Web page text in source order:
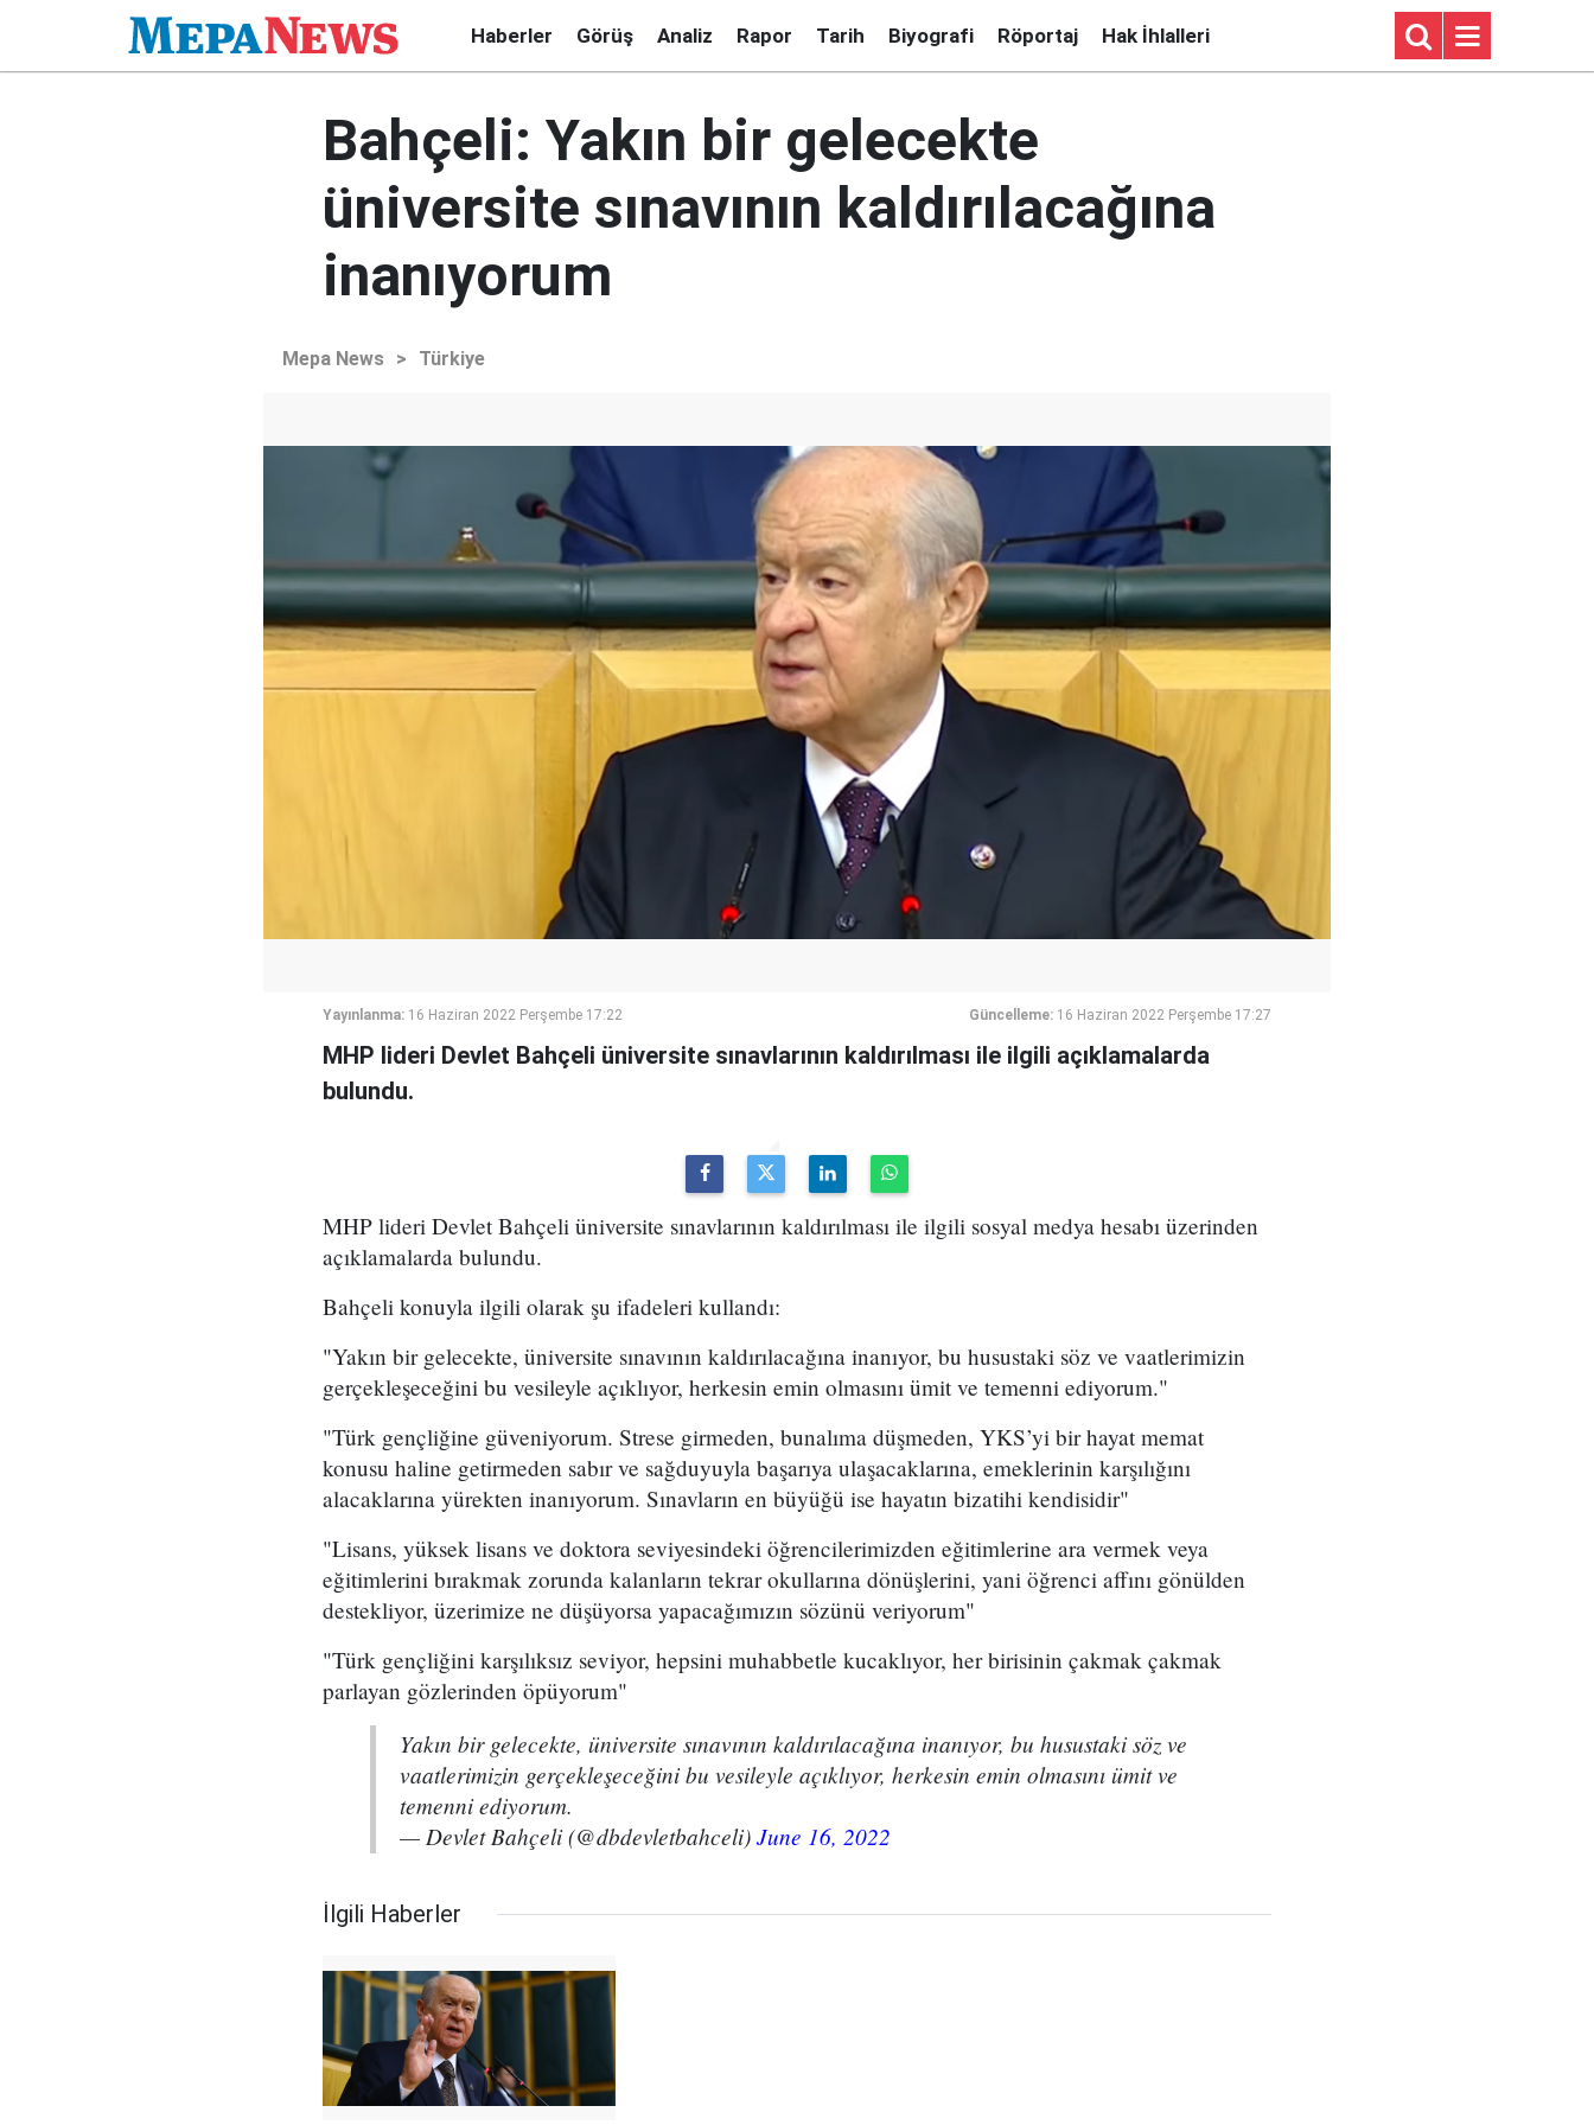
Haberler Görüş Analiz Rapor Tarih Biyografi Röportaj Hak İhlalleri
Bahçeli: Yakın bir gelecekte
üniversite sınavının kaldırılacağına
inanıyorum
Mepa News > Türkiye
Yayınlanma: 16 Haziran 2022 Perşembe 17:22 Güncelleme: 16 Haziran 2022 Perşembe 17:27
MHP lideri Devlet Bahçeli üniversite sınavlarının kaldırılması ile ilgili açıklamalarda
bulundu.
MHP lideri Devlet Bahçeli üniversite sınavlarının kaldırılması ile ilgili sosyal medya hesabı üzerinden
açıklamalarda bulundu.
Bahçeli konuyla ilgili olarak şu ifadeleri kullandı:
"Yakın bir gelecekte, üniversite sınavının kaldırılacağına inanıyor, bu husustaki söz ve vaatlerimizin
gerçekleşeceğini bu vesileyle açıklıyor, herkesin emin olmasını ümit ve temenni ediyorum."
"Türk gençliğine güveniyorum. Strese girmeden, bunalıma düşmeden, YKS’yi bir hayat memat
konusu haline getirmeden sabır ve sağduyuyla başarıya ulaşacaklarına, emeklerinin karşılığını
alacaklarına yürekten inanıyorum. Sınavların en büyüğü ise hayatın bizatihi kendisidir"
"Lisans, yüksek lisans ve doktora seviyesindeki öğrencilerimizden eğitimlerine ara vermek veya
eğitimlerini bırakmak zorunda kalanların tekrar okullarına dönüşlerini, yani öğrenci affını gönülden
destekliyor, üzerimize ne düşüyorsa yapacağımızın sözünü veriyorum"
"Türk gençliğini karşılıksız seviyor, hepsini muhabbetle kucaklıyor, her birisinin çakmak çakmak
parlayan gözlerinden öpüyorum"
Yakın bir gelecekte, üniversite sınavının kaldırılacağına inanıyor, bu husustaki söz ve
vaatlerimizin gerçekleşeceğini bu vesileyle açıklıyor, herkesin emin olmasını ümit ve
temenni ediyorum.
— Devlet Bahçeli (@dbdevletbahceli)June 16, 2022
İlgili Haberler